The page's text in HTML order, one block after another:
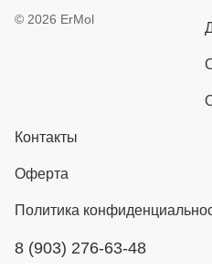
© 2026 ErMol
Контакты
Оферта
Политика
8 (903) 276-63-48